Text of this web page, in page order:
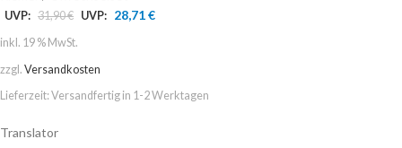
UVP: 31,90€ UVP: 28,71€
inkl. 19 % MwSt.
zzgl. Versandkosten
Lieferzeit: Versandfertig in 1-2 Werktagen
Translator